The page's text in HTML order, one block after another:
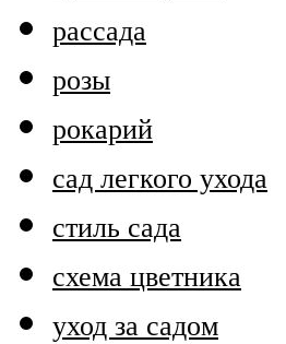
рассада
розы
рокарий
сад легкого ухода
стиль сада
схема цветника
уход за садом